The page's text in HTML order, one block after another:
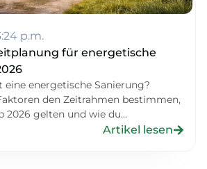
p.m.
für energetische
eine energetische Sanierung?
den Zeitrahmen bestimmen,
2026 gelten und wie du...
Artikel lesen